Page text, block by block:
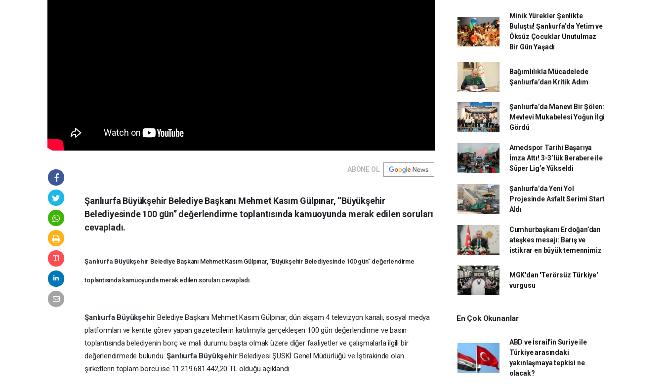
ABONE OL
Şanlıurfa Büyükşehir Belediye Başkanı Mehmet Kasım Gülpınar, ‘’Büyükşehir
Belediyesinde 100 gün’’ değerlendirme toplantısında kamuoyunda merak edilen soruları
cevapladı.
Şanlıurfa Büyükşehir Belediye Başkanı Mehmet Kasım Gülpınar, ‘’Büyükşehir Belediyesinde 100 gün’’ değerlendirme
toplantısında kamuoyunda merak edilen soruları cevapladı.
Şanlıurfa BüyükşehirBelediye Başkanı Mehmet Kasım Gülpınar, dün akşam 4 televizyon kanalı, sosyal medya
platformları ve kentte görev yapan gazetecilerin katılımıyla gerçekleşen 100 gün değerlendirme ve basın
toplantısında belediyenin borç ve mali durumu başta olmak üzere diğer faaliyetler ve çalışmalarla ilgili bir
değerlendirmede bulundu.Şanlıurfa BüyükşehirBelediyesi ŞUSKİ Genel Müdürlüğü ve İştirakinde olan
şirketlerin toplam borcu ise 11.219.681.442,20 TL olduğu açıklandı.
Minik Yürekler Şenlikte
Buluştu! Şanlıurfa’da Yetim ve
Öksüz Çocuklar Unutulmaz
Bir Gün Yaşadı
Bağımlılıkla Mücadelede
Şanlıurfa’dan Kritik Adım
Şanlıurfa’da Manevi Bir Şölen:
Mevlevi Mukabelesi Yoğun İlgi
Gördü
Amedspor Tarihi Başarıya
İmza Attı! 3-3’lük Berabere ile
Süper Lig’e Yükseldi
Şanlıurfa’da Yeni Yol
Projesinde Asfalt Serimi Start
Aldı
Cumhurbaşkanı Erdoğan’dan
ateşkes mesajı: Barış ve
istikrar en büyük temennimiz
MGK'dan 'Terörsüz Türkiye'
vurgusu
En Çok Okunanlar
ABD ve İsrail'in Suriye ile
Türkiye arasındaki
yakınlaşmaya tepkisi ne
olacak?